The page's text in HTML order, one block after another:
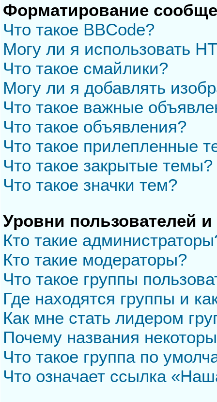
Форматирование
Что такое BBCode?
Могу ли я использовать
Что такое смайлики?
Могу ли я добавлять
Что такое важные
Что такое объявления?
Что такое прилепленные
Что такое закрытые темы?
Что такое значки тем?
Уровни пользователей
Кто такие
Кто такие модераторы?
Что такое группы
Где находятся группы и
Как мне стать лидером
Почему названия
Что такое группа по
Что означает ссылка